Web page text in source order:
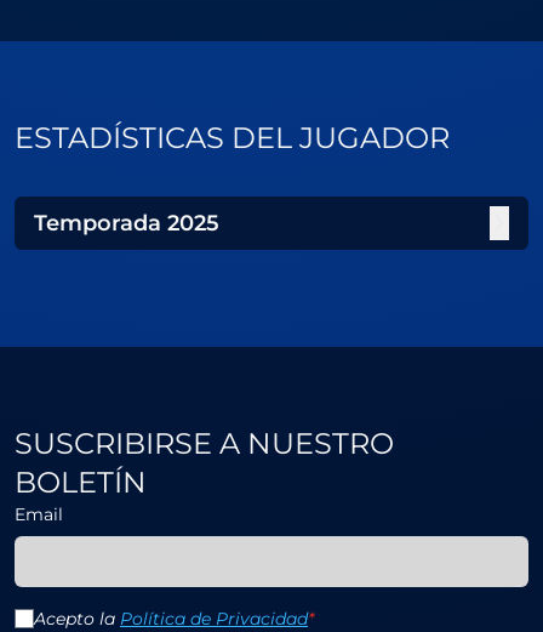
ESTADÍSTICAS DEL JUGADOR
Temporada 2025
SUSCRIBIRSE A NUESTRO
BOLETÍN
Email
Acepto la Política de Privacidad*